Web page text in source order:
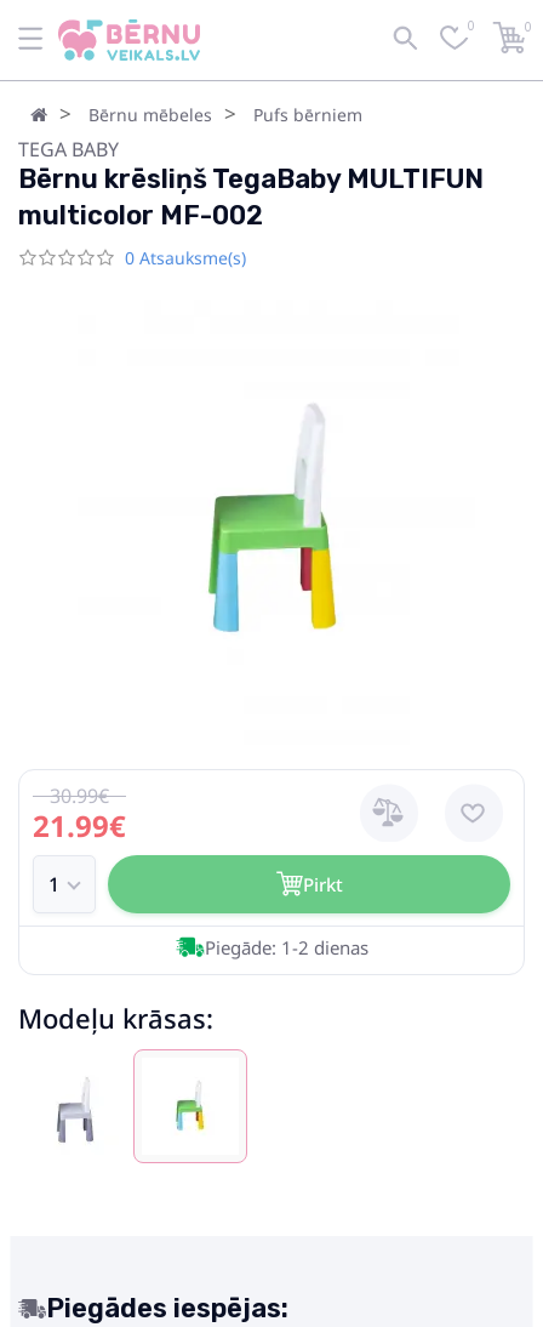
0 0
Bērnu mēbeles Pufs bērniem
TEGA BABY
Bērnu krēsliņš TegaBaby MULTIFUN
multicolor MF-002
0 Atsauksme(s)
21.99€
30.99€
Pirkt
Piegāde: 1-2 dienas
Modeļu krāsas:
Piegādes iespējas: